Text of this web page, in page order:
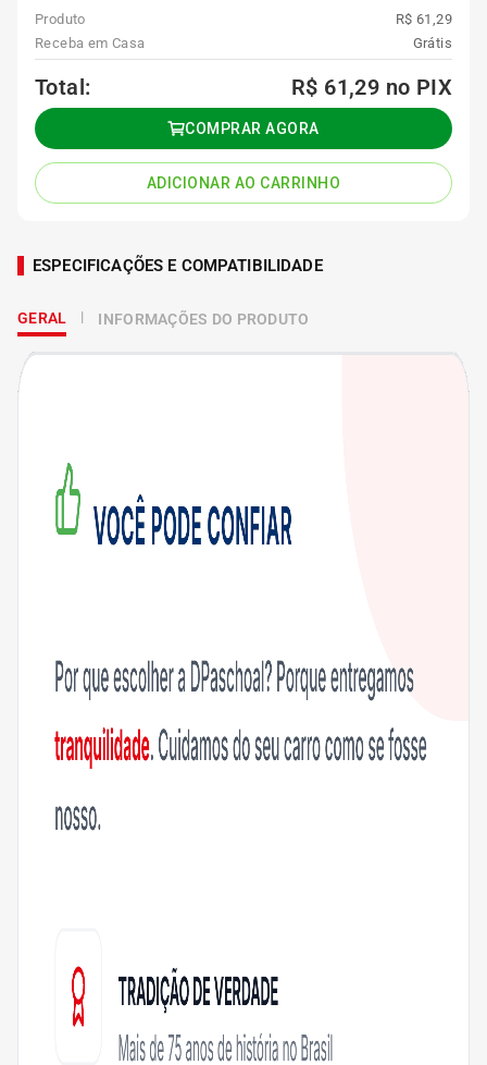
Produto
R$ 61,29
Receba em Casa
Grátis
Total: R$ 61,29 no PIX
COMPRAR AGORA
ADICIONAR AO CARRINHO
ESPECIFICAÇÕES E COMPATIBILIDADE
GERAL INFORMAÇÕES DO PRODUTO